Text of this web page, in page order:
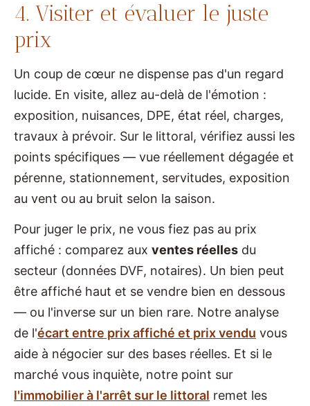
4. Visiter et évaluer le juste
prix
Un coup de cœur ne dispense pas d'un regard
lucide. En visite, allez au-delà de l'émotion :
exposition, nuisances, DPE, état réel, charges,
travaux à prévoir. Sur le littoral, vérifiez aussi les
points spécifiques — vue réellement dégagée et
pérenne, stationnement, servitudes, exposition
au vent ou au bruit selon la saison.
Pour juger le prix, ne vous fiez pas au prix
affiché : comparez aux ventes réelles du
secteur (données DVF, notaires). Un bien peut
être affiché haut et se vendre bien en dessous
— ou l'inverse sur un bien rare. Notre analyse
de l'écart entre prix affiché et prix vendu vous
aide à négocier sur des bases réelles. Et si le
marché vous inquiète, notre point sur
l'immobilier à l'arrêt sur le littoral remet les